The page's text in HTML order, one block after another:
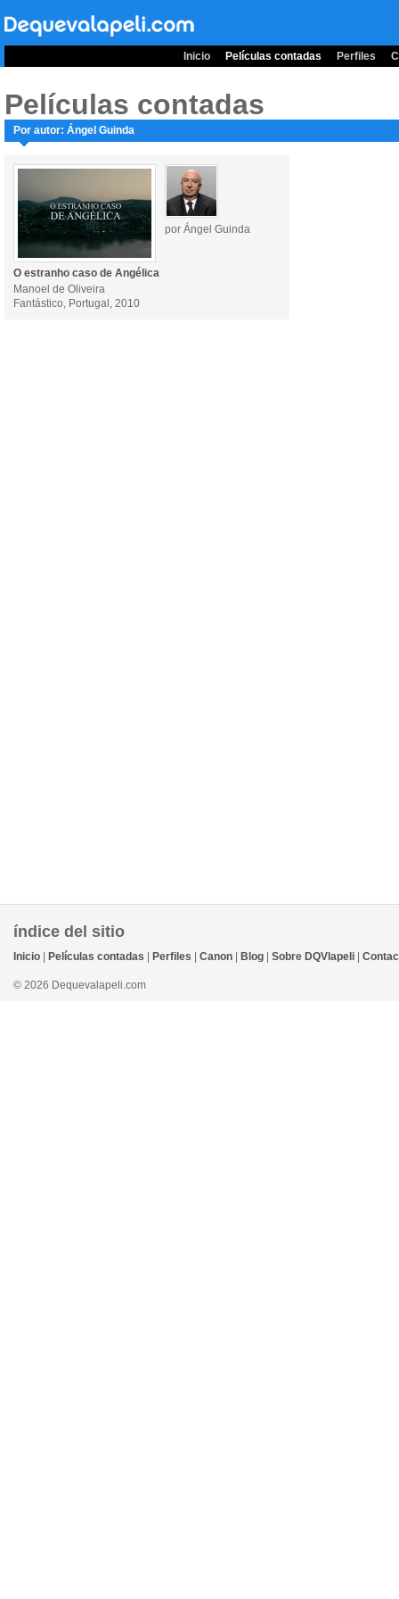
Inicio Películas contadas Perfiles
Películas contadas
Por autor: Ángel Guinda
por Ángel Guinda
O estranho caso de Angélica
Manoel de Oliveira
Fantástico, Portugal, 2010
índice del sitio
Inicio Películas contadas Perfiles Canon Blog Sobre DQVlapeli
© 2026 Dequevalapeli.com